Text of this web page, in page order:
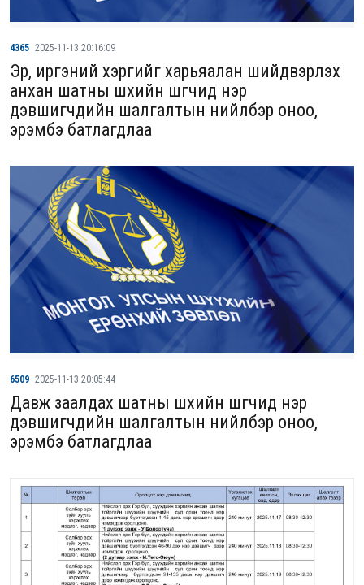
4365 2025-11-13 20:16:09
Эрүү, иргэний хэргийг харьяалан шийдвэрлэх
анхан шатны шүүхийн шүүгчид нэр
дэвшигчдийн шалгалтын нийлбэр оноо,
эрэмбэ батлагдлаа
6509 2025-11-13 20:05:44
Давж заалдах шатны шүүхийн шүүгчид нэр
дэвшигчдийн шалгалтын нийлбэр оноо,
эрэмбэ батлагдлаа